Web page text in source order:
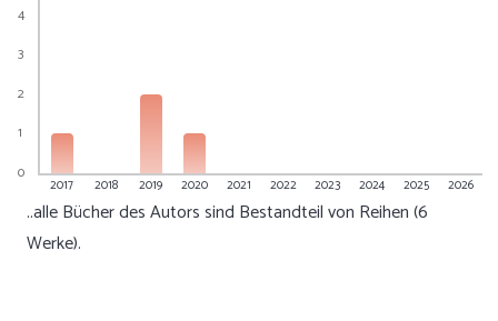
0
1
2
3
4
2017 2018 2019 2020 2021 2022 2023 2024 2025 2026
..alle Bücher des Autors sind Bestandteil von Reihen (6
Werke).